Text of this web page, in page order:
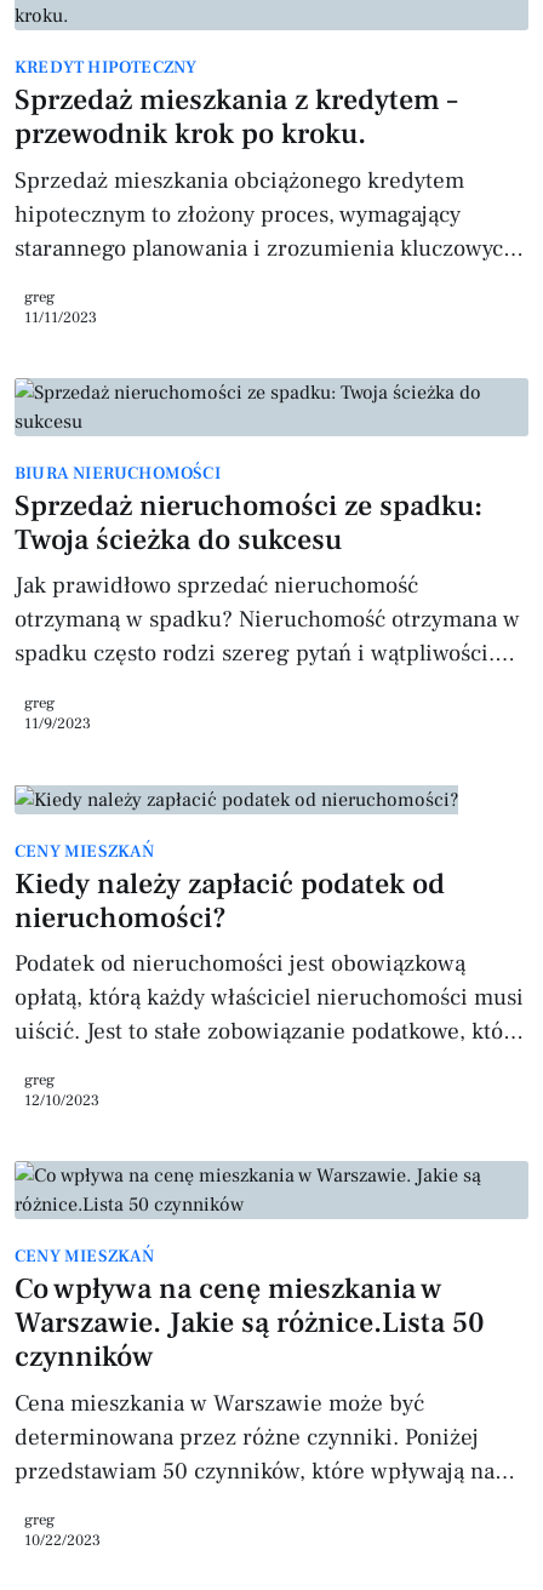
tej kwestii. Czym jest Wcześniejsza Spłata
uregulowaniu całości lub części zadłużenia przed
upływem terminu określonego w umowie kredyto
KREDYT HIPOTECZNY
Sprzedaż mieszkania z kredytem –
przewodnik krok po kroku.
Sprzedaż mieszkania obciążonego kredytem
hipotecznym to złożony proces, wymagający
starannego planowania i zrozumienia kluczowych
poniższym artykule przedstawiamy szczegółowy
przejść przez cały proces sprzedaży,
minimalizując potencjalne ryzyka i komplikacje.
Hipoteczne Jako właściciel nieruchomości
kupionej za kredyt hipoteczny, masz pełne prawo
do jej sprzedaży. Jednakże
greg
11/11/2023
BIURA NIERUCHOMOŚCI
Sprzedaż nieruchomości ze spadku:
Twoja ścieżka do sukcesu
Jak prawidłowo sprzedać nieruchomość
otrzymaną w spadku? Nieruchomość otrzymana w
spadku często rodzi szereg pytań i wątpliwości.
spadkobiercy stają przed wyzwaniem zarządzania
współwłasności wielu osób. Zrozumienie
procesu.Spadek. Dziedziczenie 1. Akceptacja
spadku: Zanim będziesz mógł sprzedać
nieruchomość, musisz formalnie zaakceptować
spadek przed notariuszem. 2. Załatwienie
formalności podatkowych: Obejmu
greg
11/9/2023
CENY MIESZKAŃ
Kiedy należy zapłacić podatek od
nieruchomości?
Podatek od nieruchomości jest obowiązkową
opłatą, którą każdy właściciel nieruchomości musi
uiścić. Jest to stałe zobowiązanie podatkowe, które
nieruchomości, takich jak domy, mieszkania,
informacje dotyczące tego, kiedy należy zapłacić
ten podatek. Terminy płatności podatku od
nieruchomości zazwyczaj płatny jest raz w roku.
Właściciel nieruchomości otrzymuje od gminy, na
ter
greg
12/10/2023
CENY MIESZKAŃ
Co wpływa na cenę mieszkania w
Warszawie. Jakie są różnice.Lista 50
czynników
Cena mieszkania w Warszawie może być
determinowana przez różne czynniki. Poniżej
przedstawiam 50 czynników, które wpływają na
konkretne dane liczbowe mogą się różnić w
greg
10/22/2023